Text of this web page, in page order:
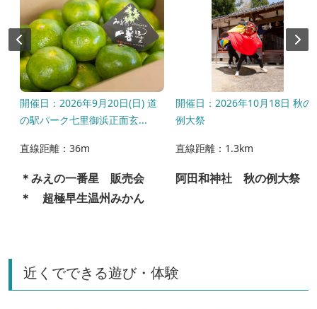
開催日：2026年9月20日(日) 道
の駅パーク七里御浜正面玄...
直線距離：36m
＊みえの一番星 販売会
＊ 超極早生温州みかん
開催日：2026年10月18日 秋の
例大祭
直線距離：1.3km
阿田和神社 秋の例大祭
近くでできる遊び・体験